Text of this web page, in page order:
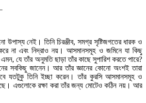
নেই। তিনি চিরঞ্জীব, সমগ্র সৃষ্টিজগতের ধারক ও
না এবং নিদ্রাও নয়। আসমানসমূহ ও জমিনে যা কিছু
যে তাঁর অনুমতি ছাড়া তাঁর কাছে সুপারিশ করতে পারে?
সবকিছু জানেন। আর তাঁর জ্ঞানের কোনো অংশই তারা
যতটুকু তিনি ইচ্ছা করেন। তাঁর কুরসি আসমানসমূহ ও
এগুলোকে রক্ষা করা তাঁর জন্য মোটেও কঠিন নয়। আর